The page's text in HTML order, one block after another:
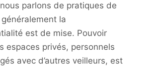
parlons de pratiques de
la
est de mise. Pouvoir
espaces privés, personnels
avec d’autres veilleurs, est